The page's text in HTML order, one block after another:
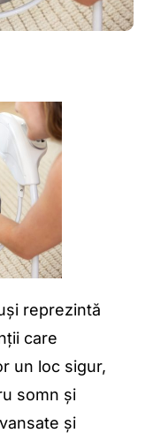
reprezintă
care
un loc sigur,
somn și
și